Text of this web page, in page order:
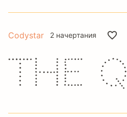
Codystar 2 начертания
The